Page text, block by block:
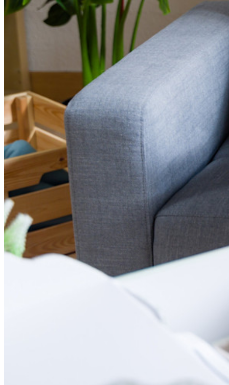
NouveauAuthentificateur Bitwarden
Tarification
Télécharger
Outils et Fonctionnalités
Fonctionnalités Principales des Plans Personnels
Accès d'urgence
Partage de Données Sensibles
Intégration des alias d'email
Multiplateforme avec appareils illimités
Fonctionnalités Principales des Plans d'Affaires
Access Intelligence
Intégration de répertoire
intégration-sso
Self-hosting Bitwarden
Politiques de sécurité de l'Entreprise
Récupération de compte